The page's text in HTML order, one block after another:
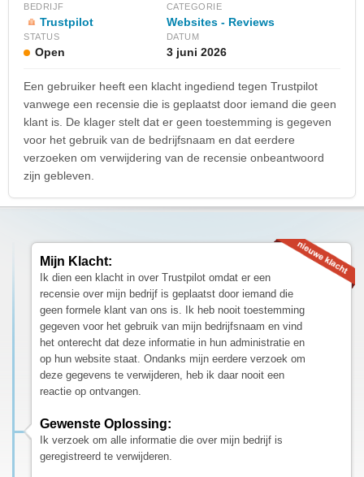
BEDRIJF
Trustpilot
CATEGORIE
Websites - Reviews
STATUS
Open
DATUM
3 juni 2026
Een gebruiker heeft een klacht ingediend tegen Trustpilot
vanwege een recensie die is geplaatst door iemand die geen
klant is. De klager stelt dat er geen toestemming is gegeven
voor het gebruik van de bedrijfsnaam en dat eerdere
verzoeken om verwijdering van de recensie onbeantwoord
zijn gebleven.
Mijn Klacht:
Ik dien een klacht in over Trustpilot omdat er een
recensie over mijn bedrijf is geplaatst door iemand die
geen formele klant van ons is. Ik heb nooit toestemming
gegeven voor het gebruik van mijn bedrijfsnaam en vind
het onterecht dat deze informatie in hun administratie en
op hun website staat. Ondanks mijn eerdere verzoek om
deze gegevens te verwijderen, heb ik daar nooit een
reactie op ontvangen.
Gewenste Oplossing:
Ik verzoek om alle informatie die over mijn bedrijf is
geregistreerd te verwijderen.